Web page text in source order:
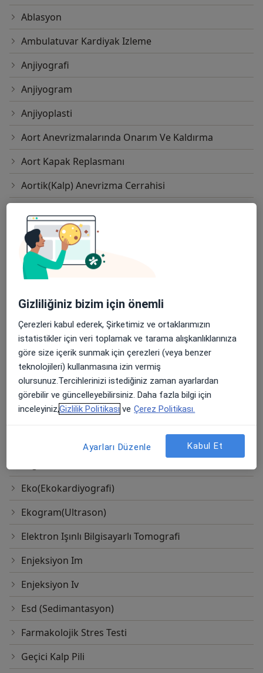
Ablasyon
Ambulatuvar Kardiyak Izleme
Anjiyografi
Anjiyogram
Anjiyoplasti
Aort Anevrizmalarında Onarım Ve Kaldırma
Aort Kapak Replasmanı
Aortik(Kalp) Anevrizma Cerrahisi
Arteriografi
Aterektomi
Balon Valvüloplasti
Bilgisayarlı Tomografi Taraması(Bt)
Biventriküler Pacemarker
Cox-Maze Prosedürü
Dekalsifikasyon(Kalp Kapakçıkları Hastalıkları
Tedavisinde)
Efor Treadmil Testi
Eko(Ekokardiyografi)
Ekogram(Ultrason)
Elektron Işınlı Bilgisayarlı Tomografi
Enjeksiyon Im
Enjeksiyon Iv
Esd (Sedimantasyon)
Farmakolojik Stres Testi
Geçici Kalp Pili
Gizliliğiniz bizim için önemli
Çerezleri kabul ederek, Şirketimiz ve ortaklarımızın
istatistikler için veri toplamak ve tarama alışkanlıklarınıza
göre size içerik sunmak için çerezleri (veya benzer
teknolojileri) kullanmasına izin vermiş
olursunuz.Tercihlerinizi istediğiniz zaman ayarlardan
görebilir ve güncelleyebilirsiniz. Daha fazla bilgi için
inceleyiniz,Gizlilik Politikası ve Çerez Politikası.
Ayarları Düzenle Kabul Et